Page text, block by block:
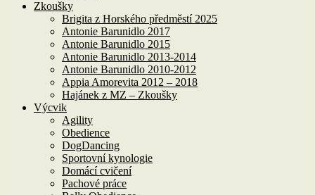
Zkoušky
Brigita z Horského předměstí 2025
Antonie Barunidlo 2017
Antonie Barunidlo 2015
Antonie Barunidlo 2013-2014
Antonie Barunidlo 2010-2012
Appia Amorevita 2012 – 2018
Hajánek z MZ – Zkoušky
Výcvik
Agility
Obedience
DogDancing
Sportovní kynologie
Domácí cvičení
Pachové práce